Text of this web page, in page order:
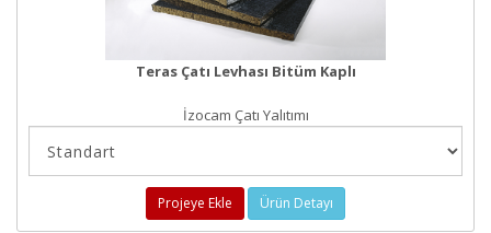
Teras Çatı Levhası Bitüm Kaplı
İzocam Çatı Yalıtımı
Projeye Ekle Ürün Detayı